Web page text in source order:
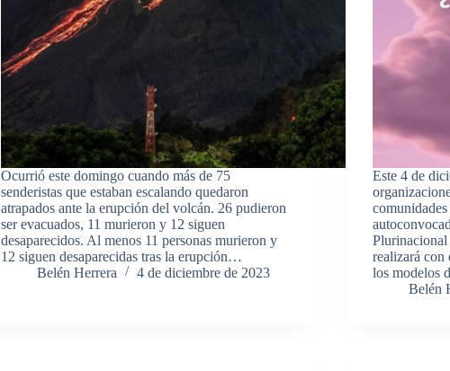
Ocurrió este domingo cuando más de 75
senderistas que estaban escalando quedaron
atrapados ante la erupción del volcán. 26 pudieron
ser evacuados, 11 murieron y 12 siguen
desaparecidos. Al menos 11 personas murieron y
12 siguen desaparecidas tras la erupción…
Belén Herrera
4 de diciembre de 2023
Este 4 de
realizará con
los modelos
Belén